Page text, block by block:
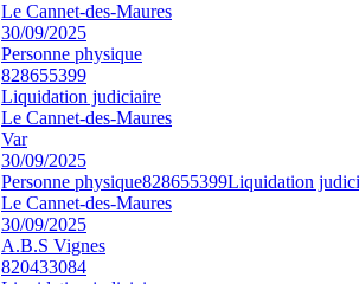
Le Cannet-des-Maures
30/09/2025
Personne physique
828655399
Liquidation judiciaire
Le Cannet-des-Maures
Var
30/09/2025
Personne physique828655399Liquidation
Le Cannet-des-Maures
30/09/2025
A.B.S Vignes
820433084